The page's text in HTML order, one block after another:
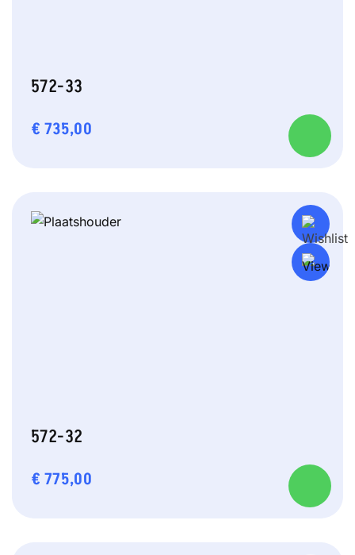
572-33
€ 735,00
572-32
€ 775,00